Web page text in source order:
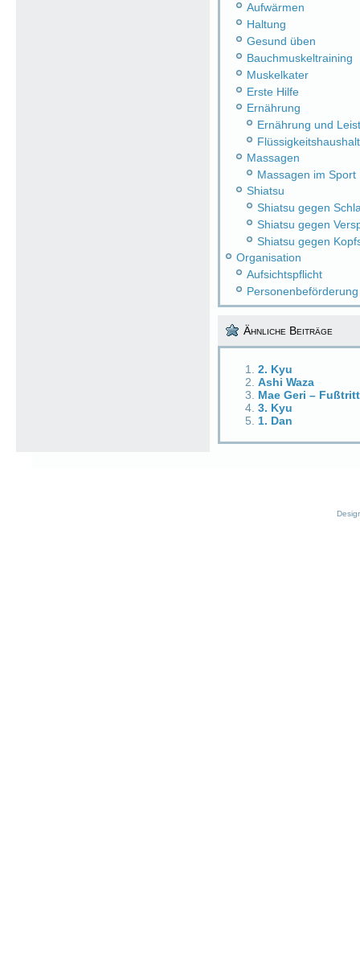
Aufwärmen
Haltung
Gesund üben
Bauchmuskeltraining
Muskelkater
Erste Hilfe
Ernährung
Ernährung und
Flüssigkeitshaushalt
Massagen
Massagen im Sport
Shiatsu
Shiatsu gegen
Shiatsu gegen
Shiatsu gegen
Organisation
Aufsichtspflicht
Personenbeförderung
Ähnliche Beiträge
2. Kyu
Ashi Waza
Mae Geri –
3. Kyu
1. Dan